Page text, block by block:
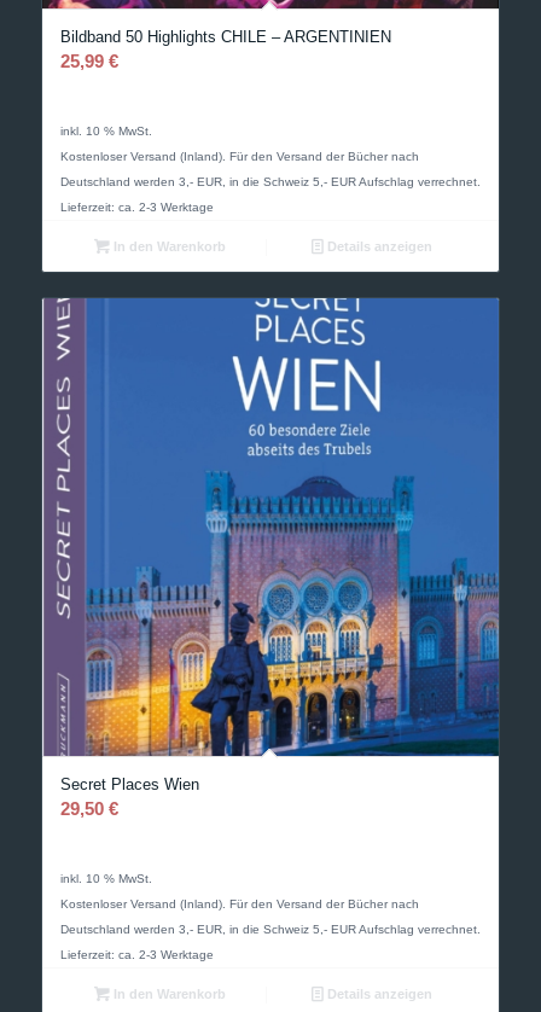
Bildband 50 Highlights CHILE – ARGENTINIEN
25,99 €
inkl. 10 % MwSt.
Kostenloser Versand (Inland). Für den Versand der Bücher nach
Deutschland werden 3,- EUR, in die Schweiz 5,- EUR Aufschlag verrechnet.
Lieferzeit: ca. 2-3 Werktage
In den Warenkorb Details anzeigen
Secret Places Wien
29,50 €
inkl. 10 % MwSt.
Kostenloser Versand (Inland). Für den Versand der Bücher nach
Deutschland werden 3,- EUR, in die Schweiz 5,- EUR Aufschlag verrechnet.
Lieferzeit: ca. 2-3 Werktage
In den Warenkorb Details anzeigen